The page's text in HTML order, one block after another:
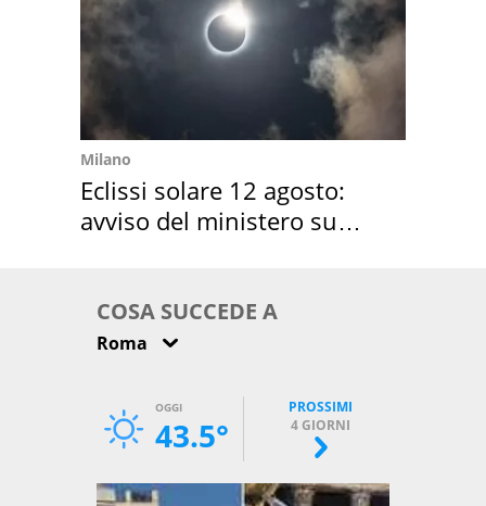
Milano
Eclissi solare 12 agosto:
avviso del ministero su